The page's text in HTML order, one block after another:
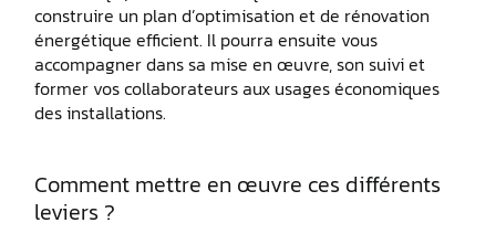
construire un plan d’optimisation et de rénovation
énergétique efficient. Il pourra ensuite vous
accompagner dans sa mise en œuvre, son suivi et
former vos collaborateurs aux usages économiques
des installations.
Comment mettre en œuvre ces différents
leviers ?